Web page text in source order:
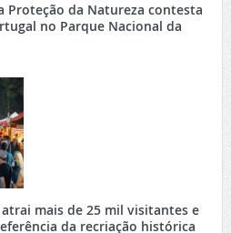
Proteção da Natureza contesta
no Parque Nacional da
mais de 25 mil visitantes e
da recriação histórica